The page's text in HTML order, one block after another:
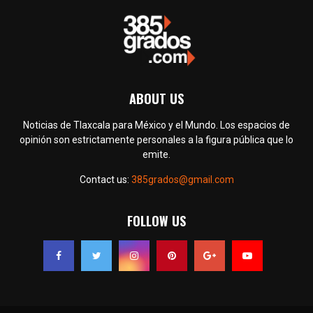
ABOUT US
Noticias de Tlaxcala para México y el Mundo. Los espacios de
opinión son estrictamente personales a la figura pública que lo
emite.
Contact us: 385grados@gmail.com
FOLLOW US